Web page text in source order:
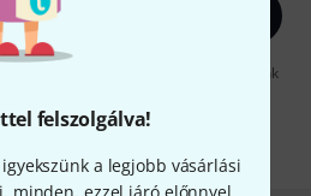
felszolgálva!
a legjobb vásárlási
elfogadja, hogy e-mailben küldjünk
protection guideline-ben talál.